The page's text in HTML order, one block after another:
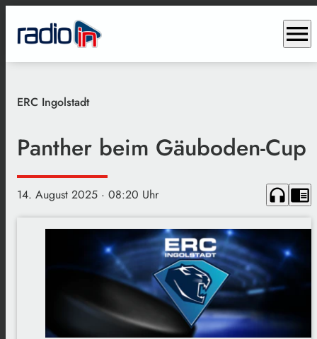
menu
ERC Ingolstadt
Panther beim Gäuboden-Cup
14. August 2025 · 08:20 Uhr headphones chrome_reader_mode